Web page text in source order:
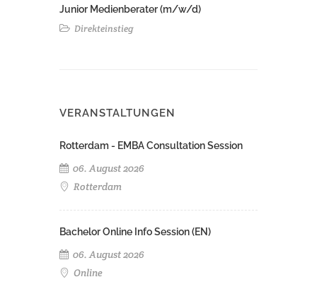
Junior Medienberater (m/w/d)
Direkteinstieg
VERANSTALTUNGEN
Rotterdam - EMBA Consultation Session
06. August 2026
Rotterdam
Bachelor Online Info Session (EN)
06. August 2026
Online